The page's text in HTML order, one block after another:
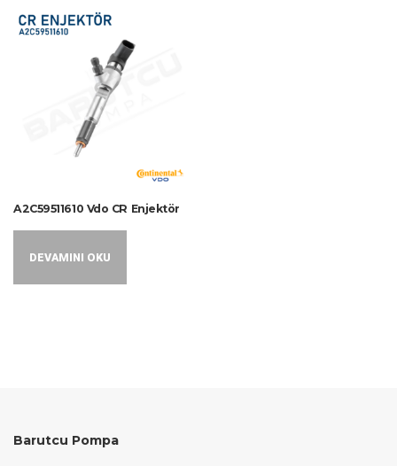
A2C59511610 Vdo CR Enjektör
DEVAMINI OKU
Barutcu Pompa